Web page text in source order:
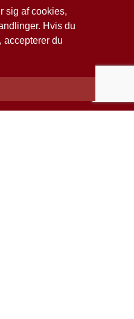
sig af cookies,
Hvis du
accepterer du